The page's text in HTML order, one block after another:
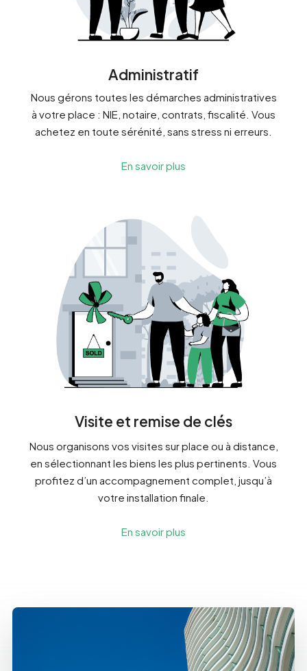
Administratif
Nous gérons toutes les démarches administratives
à votre place : NIE, notaire, contrats, fiscalité. Vous
achetez en toute sérénité, sans stress ni erreurs.
En savoir plus
Visite et remise de clés
Nous organisons vos visites sur place ou à distance,
en sélectionnant les biens les plus pertinents. Vous
profitez d’un accompagnement complet, jusqu’à
votre installation finale.
En savoir plus